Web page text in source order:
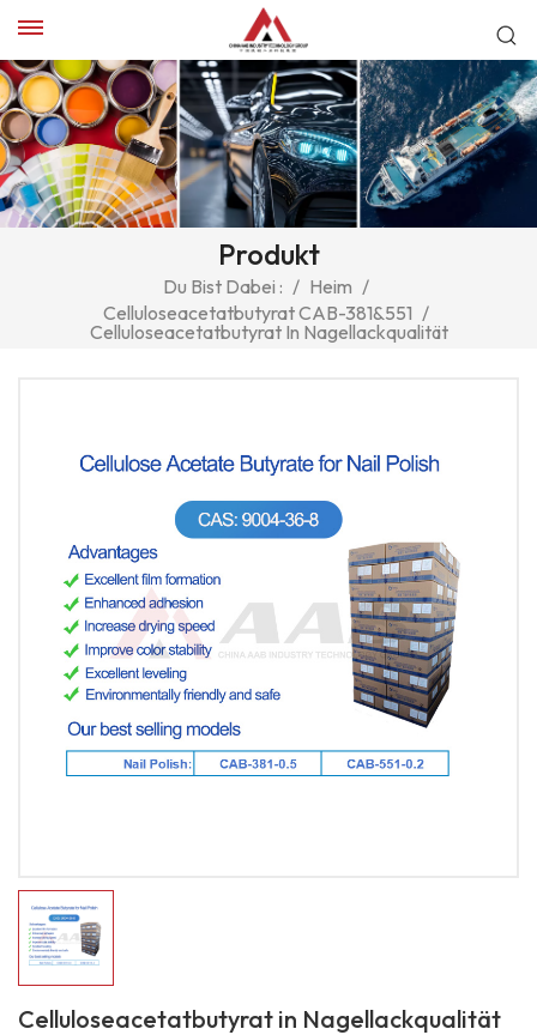
Produkt
Du Bist Dabei : / Heim /
Celluloseacetatbutyrat CAB-381&551 /
Celluloseacetatbutyrat In Nagellackqualität
Celluloseacetatbutyrat in Nagellackqualität